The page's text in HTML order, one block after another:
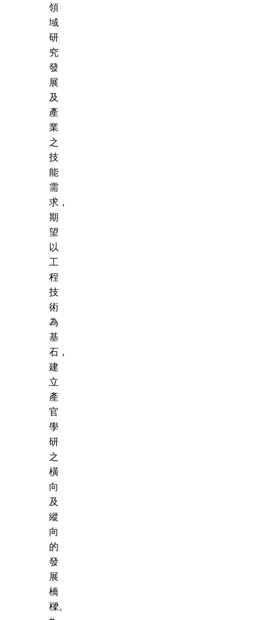
領
域
研
究
發
展
及
產
業
之
技
能
需
求，
期
望
以
工
程
技
術
為
基
石，
建
立
產
官
學
研
之
橫
向
及
縱
向
的
發
展
橋
樑。